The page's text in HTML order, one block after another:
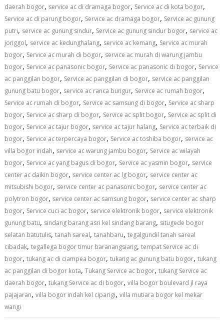
daerah bogor, service ac di dramaga bogor, Service ac di kota bogor,
Service ac di parung bogor, Service ac dramaga bogor, Service ac gunung
putri, service ac gunung sindur, Service ac gunung sindur bogor, service ac
jonggol, service ac kedunghalang, service ac kemang, Service ac murah
bogor, Service ac murah di bogor, service ac murah di warung jambu
bogor, Service ac panasonic bogor, Service ac panasonic di bogor, Service
ac panggilan bogor, Service ac panggilan di bogor, service ac panggilan
gunung batu bogor, service ac ranca bungur, Service ac rumah bogor,
Service ac rumah di bogor, Service ac samsung di bogor, Service ac sharp
bogor, Service ac sharp di bogor, Service ac split bogor, Service ac split di
bogor, Service ac tajur bogor, service ac tajur halang, Service ac terbaik di
bogor, Service ac terpercaya bogor, Service ac toshiba bogor, service ac
villa bogor indah, service ac warung jambu bogor, Service ac wilayah
bogor, Service ac yang bagus di bogor, Service ac yasmin bogor, service
center ac daikin bogor, service center ac lg bogor, service center ac
mitsubishi bogor, service center ac panasonic bogor, service center ac
polytron bogor, service center ac samsung bogor, service center ac sharp
bogor, Service cuci ac bogor, service elektronik bogor, service elektronik
gunung batu, sindang barang asri kel sindang barang, situgede bogor
selatan batutulis,tanah sareal,tanahbaru,tegalgundil tanah sareal
cibadak,tegallega bogor timur baranangsiang,tempat Service ac di
bogor,tukang ac di ciampea bogor,tukang ac gunung batu bogor,tukang
ac panggilan di bogor kota,Tukang Service ac bogor,tukang Service ac
daerah bogor,tukang Service ac di bogor,villa bogor boulevard jl raya
pajajaran,villa bogor indah kel ciparigi,villa mutiara bogor kel mekar
wangi